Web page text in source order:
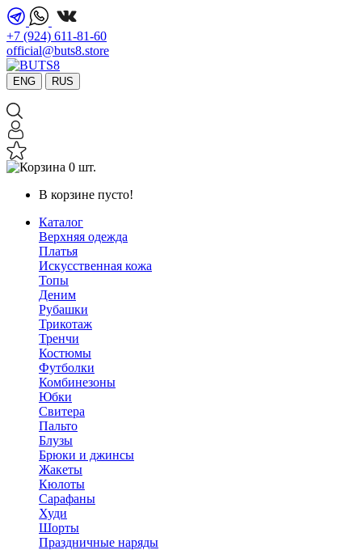
+7 (924) 611-81-60
official@buts8.store
ENG RUS
0 шт.
В корзине пусто!
Каталог
Верхняя одежда
Платья
Искусственная кожа
Топы
Деним
Рубашки
Трикотаж
Тренчи
Костюмы
Футболки
Комбинезоны
Юбки
Свитера
Пальто
Блузы
Брюки и джинсы
Жакеты
Кюлоты
Сарафаны
Худи
Шорты
Праздничные наряды